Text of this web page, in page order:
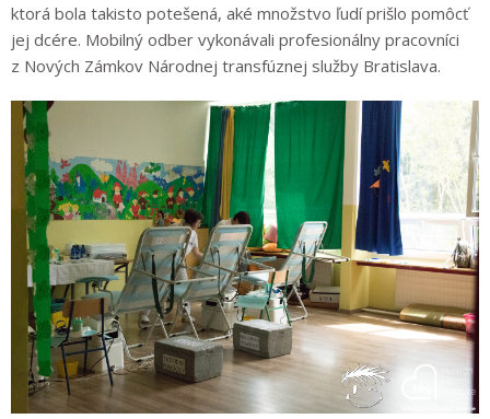
ktorá bola takisto potešená, aké množstvo ľudí prišlo pomôcť
jej dcére. Mobilný odber vykonávali profesionálny pracovníci
z Nových Zámkov Národnej transfúznej služby Bratislava.